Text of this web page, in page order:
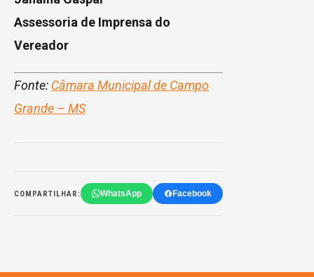
Assessoria de Imprensa do
Vereador
Fonte: Câmara Municipal de Campo
Grande – MS
COMPARTILHAR: WhatsApp Facebook